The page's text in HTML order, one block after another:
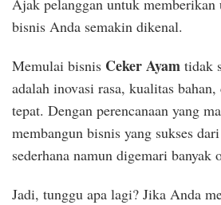
Ajak pelanggan untuk memberikan
bisnis Anda semakin dikenal.
Memulai bisnis Ceker Ayam tidak
adalah inovasi rasa, kualitas bahan,
tepat. Dengan perencanaan yang
membangun bisnis yang sukses
sederhana namun digemari banyak
Jadi, tunggu apa lagi? Jika Anda